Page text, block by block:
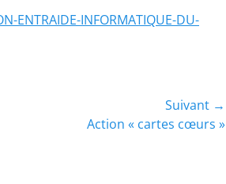
INFORMATIQUE-DU-
Suivant →
Action « cartes cœurs »